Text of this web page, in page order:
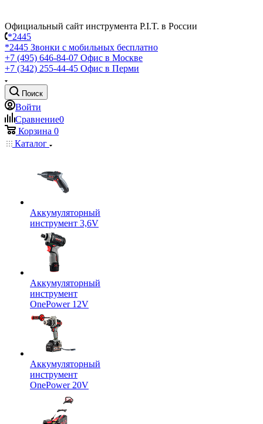
Официальный сайт инструмента P.I.T. в России
*2445
*2445 Звонки с мобильных бесплатно
+7 (495) 646-84-07 Офис в Москве
+7 (342) 255-44-45 Офис в Перми
Поиск
Войти
Сравнение0
Корзина 0
Каталог
Аккумуляторный
инструмент 3,6V
Аккумуляторный
инструмент
OnePower 12V
Аккумуляторный
инструмент
OnePower 20V